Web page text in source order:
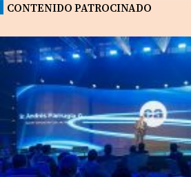
CONTENIDO PATROCINADO